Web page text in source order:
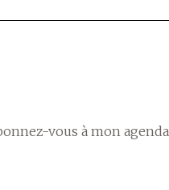
vous à mon agenda